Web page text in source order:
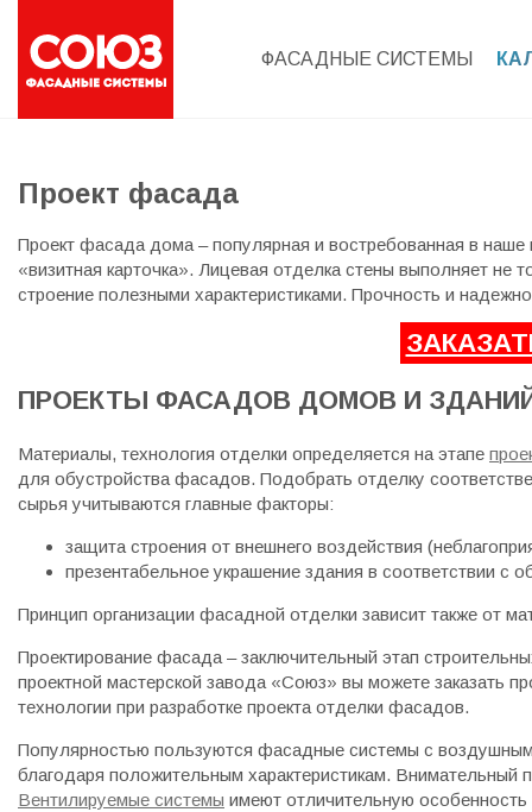
ФАСАДНЫЕ СИСТЕМЫ
Проект фасада
Проект фасада дома – популярная и востребованная в
«визитная карточка». Лицевая отделка стены выполняет не
строение полезными характеристиками. Прочность и
ПРОЕКТЫ ФАСАДОВ ДОМОВ И
Материалы, технология отделки определяется на этапе
для обустройства фасадов. Подобрать отделку
сырья учитываются главные факторы:
защита строения от внешнего воздействия
презентабельное украшение здания в соответствии с
Принцип организации фасадной отделки зависит также от
Проектирование фасада – заключительный этап
проектной мастерской завода «Союз» вы можете заказать
технологии при разработке проекта отделки фасадов.
Популярностью пользуются фасадные системы с
благодаря положительным характеристикам.
Вентилируемые системы имеют отличительную